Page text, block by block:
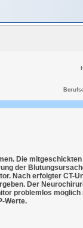
Die
der
Nach erfolgter CT-
Der
problemlos
Werte.